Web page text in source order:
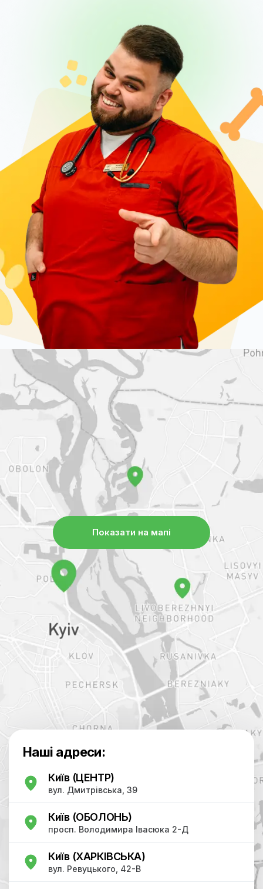
інтенсивної терапії, а також загальної терапії.
Наші адреси:
Київ (ЦЕНТР)
вул. Дмитрівська, 39
Київ (ОБОЛОНЬ)
просп. Володимира Івасюка 2-Д
Київ (ХАРКІВСЬКА)
вул. Ревуцького, 42-В
Показати на мапі